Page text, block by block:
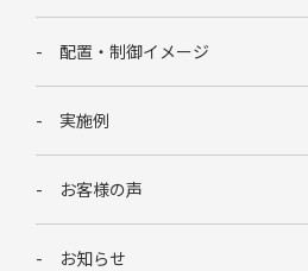
配置・制御イメージ
実施例
お客様の声
お知らせ